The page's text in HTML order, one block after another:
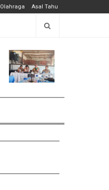
Olahraga Asal Tahu